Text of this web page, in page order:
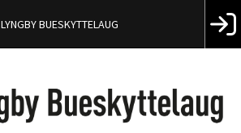
LYNGBY BUESKYTTELAUG